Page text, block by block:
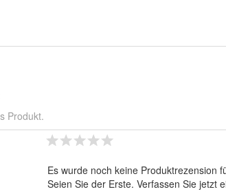
Produkt.
Es wurde noch keine Produktrezension
Seien Sie der Erste. Verfassen Sie jetzt